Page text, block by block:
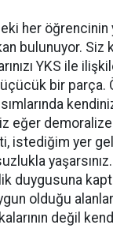
her
bulunuyor. Siz
YKS ile
bir parça.
eğer demoralize
istediğim yer
duygusuna
olduğu
değil